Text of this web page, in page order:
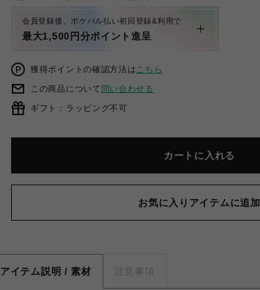
会員登録後、ポケパル払い初回登録&利用で
最大1,500円分ポイント進呈
獲得ポイントの確認方法はこちら
この商品について 問い合わせる
ギフト：ラッピング不可
カートに入れる
お気に入りアイテムに追加
アイテム説明 / 素材 注意事項